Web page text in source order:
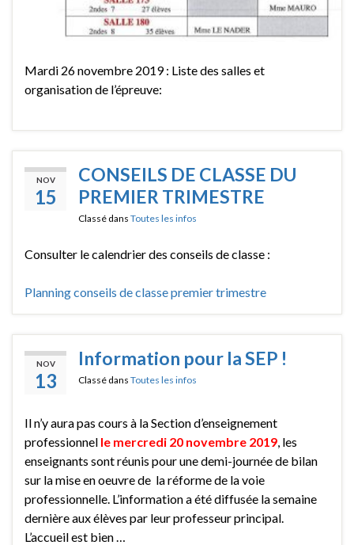
Mardi 26 novembre 2019 : Liste des salles et
organisation de l’épreuve:
NOV
15
CONSEILS DE CLASSE DU
PREMIER TRIMESTRE
Classé dans Toutes les infos
Consulter le calendrier des conseils de classe :
Planning conseils de classe premier trimestre
NOV
13
Information pour la SEP !
Classé dans Toutes les infos
Il n’y aura pas cours à la Section d’enseignement
professionnel le mercredi 20 novembre 2019 , les
enseignants sont réunis pour une demi-journée de bilan
sur la mise en oeuvre de la réforme de la voie
professionnelle. L’information a été diffusée la semaine
dernière aux élèves par leur professeur principal.
L’accueil est bien …